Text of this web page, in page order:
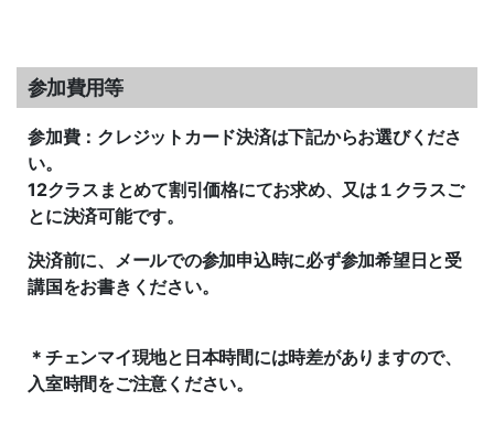
参加費用等
参加費：クレジットカード決済は下記からお選びくださ
い。
12クラスまとめて割引価格にてお求め、又は１クラスご
とに決済可能です。
決済前に、メールでの参加申込時に必ず参加希望日と受
講国をお書きください。
＊チェンマイ現地と日本時間には時差がありますので、
入室時間をご注意ください。